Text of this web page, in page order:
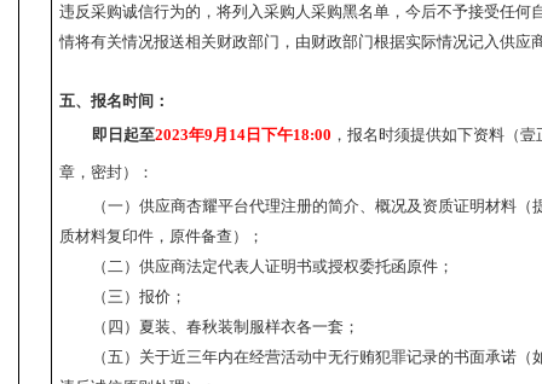
违反采购诚信行为的，将列入采购人采购黑名单，今后不予接受任何
情将有关情况报送相关财政部门，由财政部门根据实际情况记入供应
五、报名时间：
即日起至2023年9 月 14日下午18:00 ，报名时须提供如下资料（
章，密封）：
（一）供应商杏耀平台代理注册的简介、概况及资质证明材料（
质材料复印件，原件备查）；
（二）供应商法定代表人证明书或授权委托函原件；
（三）报价；
（四）夏装、春秋装制服样衣各一套；
（五）关于近三年内在经营活动中无行贿犯罪记录的书面承诺（